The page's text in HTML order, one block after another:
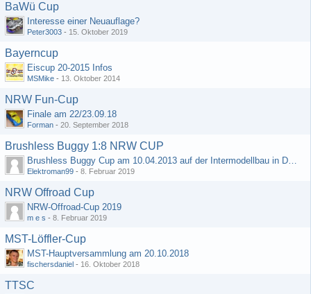
BaWü Cup
Interesse einer Neuauflage?
Peter3003 - 15. Oktober 2019
Bayerncup
Eiscup 20-2015 Infos
MSMike - 13. Oktober 2014
NRW Fun-Cup
Finale am 22/23.09.18
Forman - 20. September 2018
Brushless Buggy 1:8 NRW CUP
Brushless Buggy Cup am 10.04.2013 auf der Intermodellbau in Dortmund
Elektroman99 - 8. Februar 2019
NRW Offroad Cup
NRW-Offroad-Cup 2019
m e s - 8. Februar 2019
MST-Löffler-Cup
MST-Hauptversammlung am 20.10.2018
fischersdaniel - 16. Oktober 2018
TTSC